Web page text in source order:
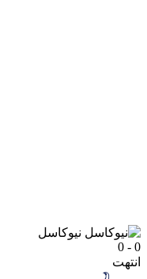
نيوكاسل
0 - 0
انتهت